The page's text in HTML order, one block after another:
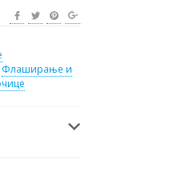
Флаширање и